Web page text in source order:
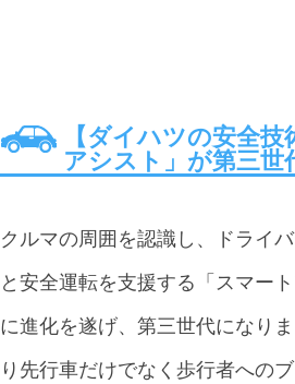
【ダイハツの安全技
アシスト」が第三世
クルマの周囲を認識し、ドライ
と安全運転を支援する「スマー
に進化を遂げ、第三世代になり
り先行車だけでなく歩行者への